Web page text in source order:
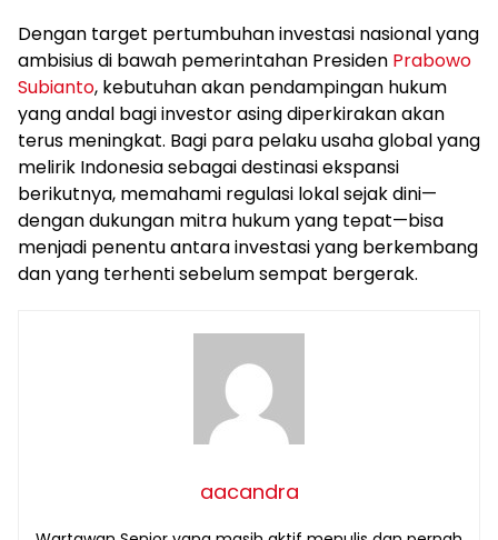
Dengan target pertumbuhan investasi nasional yang
ambisius di bawah pemerintahan Presiden Prabowo
Subianto, kebutuhan akan pendampingan hukum
yang andal bagi investor asing diperkirakan akan
terus meningkat. Bagi para pelaku usaha global yang
melirik Indonesia sebagai destinasi ekspansi
berikutnya, memahami regulasi lokal sejak dini—
dengan dukungan mitra hukum yang tepat—bisa
menjadi penentu antara investasi yang berkembang
dan yang terhenti sebelum sempat bergerak.
aacandra